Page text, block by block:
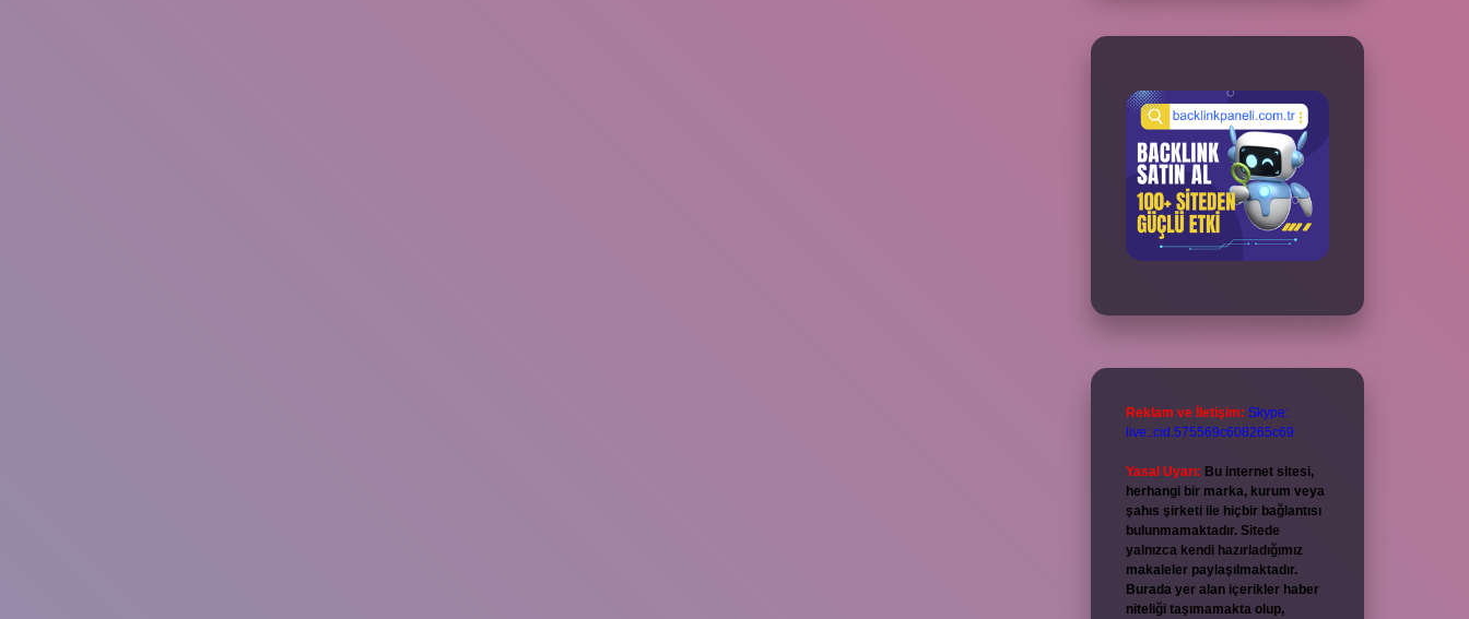
Reklam ve İletişim: Skype:
live:.cid.575569c608265c69
Yasal Uyarı: Bu internet sitesi,
herhangi bir marka, kurum veya
şahıs şirketi ile hiçbir bağlantısı
bulunmamaktadır. Sitede
yalnızca kendi hazırladığımız
makaleler paylaşılmaktadır.
Burada yer alan içerikler haber
niteliği taşımamakta olup,